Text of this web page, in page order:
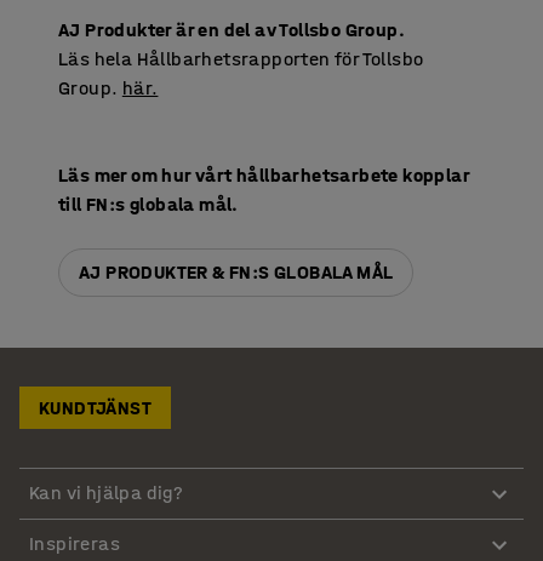
AJ Produkter är en del av Tollsbo Group.
Läs hela Hållbarhetsrapporten för Tollsbo
Group. här.
Läs mer om hur vårt hållbarhetsarbete kopplar
till FN:s globala mål.
AJ PRODUKTER & FN:S GLOBALA MÅL
KUNDTJÄNST
Kan vi hjälpa dig?
Inspireras